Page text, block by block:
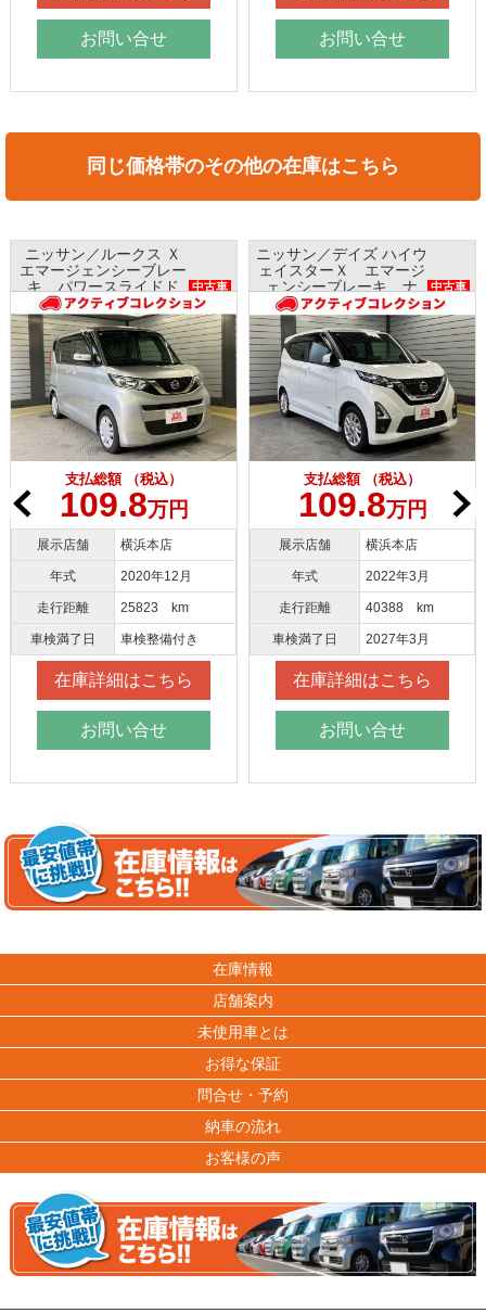
お問い合せ お問い合せ
同じ価格帯のその他の在庫はこちら
ニッサン／デイズ ハイウ
ェイスターＸ エマージ
ェンシーブレーキ ナ
ビ アラウンドビューモ
ニター インテリキー
中古車
支払総額 （税込）
109.8万円
展示店舗 横浜本店
年式 2022年3月
走行距離 40388 km
車検満了日 2027年3月
在庫詳細はこちら
お問い合せ
ホンダ／Ｎ ＢＯＸ Ｇ
ホンダセンシング ナ
ビ バックカメラ
ETC プッシュスタート
中古車
支払総額 （税込）
109.8万円
展示店舗 大和店
年式 2021年3月
走行距離 43434 km
車検満了日 2027年3月
在庫詳細はこちら
お問い合せ
在庫情報
店舗案内
未使用車とは
お得な保証
問合せ・予約
納車の流れ
お客様の声